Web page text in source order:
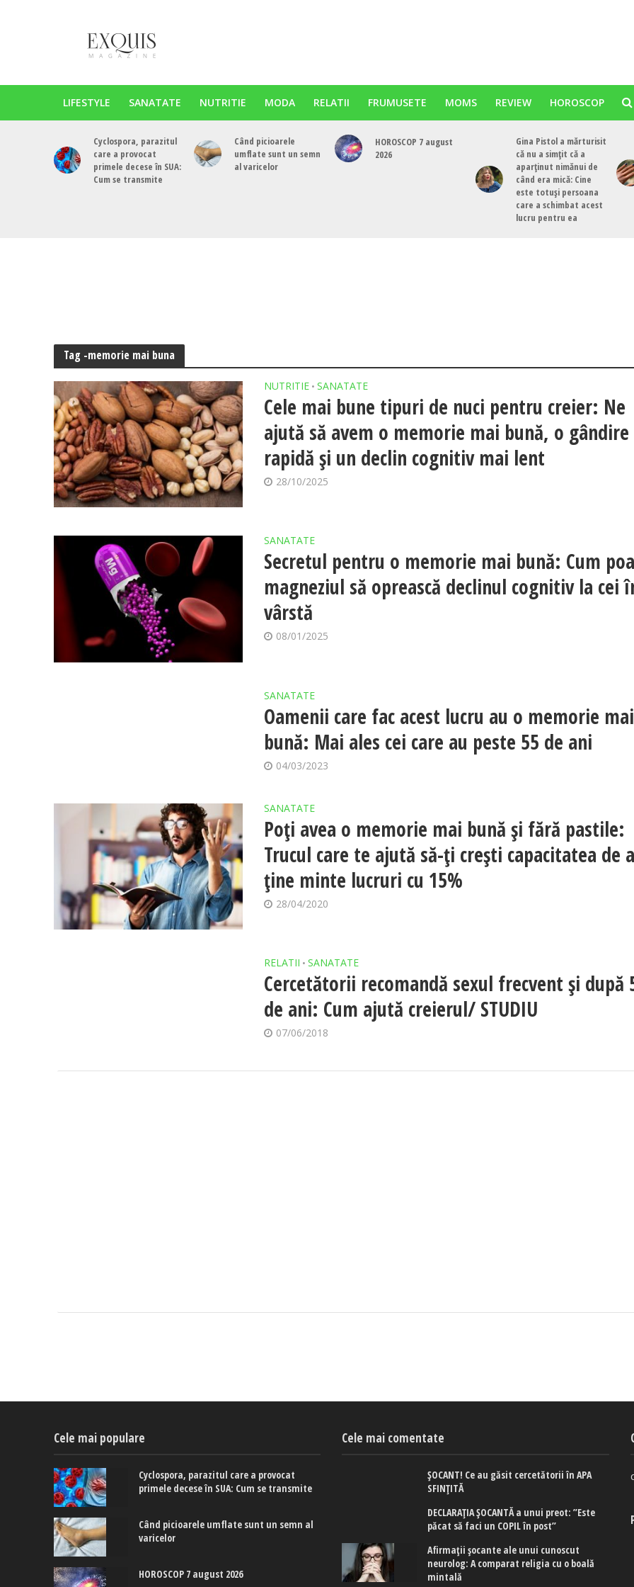
LIFESTYLE SANATATE NUTRITIE MODA RELATII FRUMUSETE MOMS REVIEW HOROSCOP
Cyclospora, parazitul
care a provocat
primele decese în SUA:
Cum se transmite
Când picioarele
umflate sunt un semn
al varicelor
HOROSCOP 7 august
2026
Gina Pistol a mărturisit
că nu a simțit că a
aparținut nimănui de
când era mică: Cine
este totuși persoana
care a schimbat acest
lucru pentru ea
Tag -memorie mai buna
NUTRITIE • SANATATE
Cele mai bune tipuri de nuci pentru creier: Ne
ajută să avem o memorie mai bună, o
rapidă și un declin cognitiv mai lent
28/10/2025
SANATATE
Secretul pentru o memorie mai bună: Cum
magneziul să oprească declinul cognitiv la cei
vârstă
08/01/2025
SANATATE
Oamenii care fac acest lucru au o memorie mai
bună: Mai ales cei care au peste 55 de ani
04/03/2023
SANATATE
Poți avea o memorie mai bună și fără pastile:
Trucul care te ajută să-ți crești capacitatea de
ține minte lucruri cu 15%
28/04/2020
RELATII • SANATATE
Cercetătorii recomandă sexul frecvent şi după
de ani: Cum ajută creierul/ STUDIU
07/06/2018
Cele mai populare
Cyclospora, parazitul care a provocat
primele decese în SUA: Cum se transmite
Când picioarele umflate sunt un semn al
varicelor
HOROSCOP 7 august 2026
Cele mai comentate
ȘOCANT! Ce au găsit cercetătorii în APA
SFINȚITĂ
DECLARAȚIA ȘOCANTĂ a unui preot: ”Este
păcat să faci un COPIL în post”
Afirmaţii şocante ale unui cunoscut
neurolog: A comparat religia cu o boală
mintală